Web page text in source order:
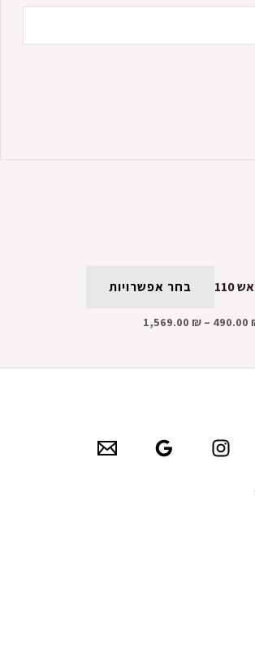
110 בחר אפשרויות
490.00
–
1,569.00 ₪